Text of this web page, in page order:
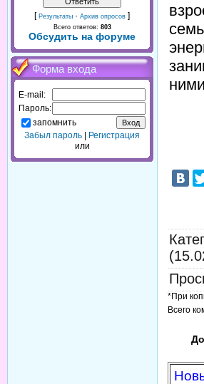
[ Результаты · Архив опросов ]
Всего ответов: 803
Обсудить на форуме
Форма входа
E-mail:
Пароль:
запомнить
Забыл пароль
Регистрация
или
*При
Всего